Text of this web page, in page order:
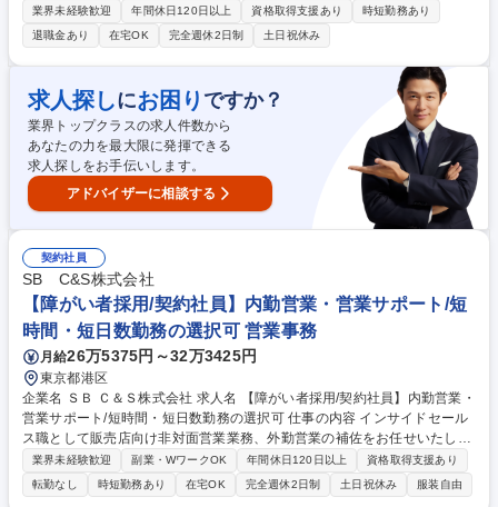
の関係者とのコミュニケーションを密に取って各種業務推進いただきま
す。 【具体的な仕事内容】 直轄部門事務として専門性を活かした一般事
務(庶務含む)全般をお任せします。各種資料作成、各種会議(WEB含む)の
実施調整と当日設営および運営、備品発注、伝票処理、自部門の予算管
理、電話応対等、幅広い業務をご担当いただきます。 募集職種 ★障がい
者手帳必須★[地域限定職]【東京】一般事務[PEW 直轄部門]
業界未経験歓迎 年間休日120日以上 資格取得支援あり
時短勤務あり
退職金あり
在宅OK 完全週休2日制 土日祝休み
求人探しにお困り ですか？
業界トップクラスの求人件数から
あなたの力を最大限に発揮できる
求人探しをお手伝いします。
アドバイザーに相談する
契約社員
SB C&S株式会社
【障がい者採用/契約社員】内勤営業・営業サポート/短
時間・短日数勤務の選択可 営業事務
月給26万5375円～32万3425円
東京都港区
企業名 ＳＢ Ｃ＆Ｓ株式会社 求人名 【障がい者採用/契約社員】内勤営業・
営業サポート/短時間・短日数勤務の選択可 仕事の内容 インサイドセール
ス職として販売店向け非対面営業業務、外勤営業の補佐をお任せいたしま
す。ご希望に応じて短時間フレックス、短日数勤務（週3日～）も選択が
可能な求人です。 当社取扱の商材全般について案件獲得以降の後工程を担
当頂きます。 ・受発注データ入力（専用システム・Excel） ・見積書・請
業界未経験歓迎 副業・WワークOK 年間休日120日以上
資格取得支援あり
転勤なし
時短勤務あり 在宅OK 完全週休2日制 土日祝休み 服装自由